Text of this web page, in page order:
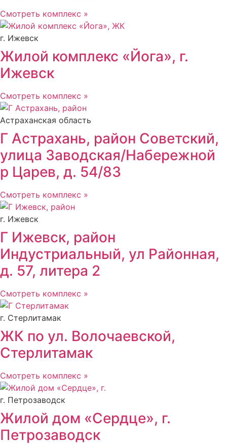
Смотреть комплекс »
г. Ижевск
Жилой комплекс «Йога», г.
Ижевск
Смотреть комплекс »
Астраханская область
Г Астрахань, район Советский,
улица Заводская/Набережной
р Царев, д. 54/83
Смотреть комплекс »
г. Ижевск
Г Ижевск, район
Индустриальный, ул Районная,
д. 57, литера 2
Смотреть комплекс »
г. Стерлитамак
ЖК по ул. Волочаевской,
Стерлитамак
Смотреть комплекс »
г. Петрозаводск
Жилой дом «Сердце», г.
Петрозаводск